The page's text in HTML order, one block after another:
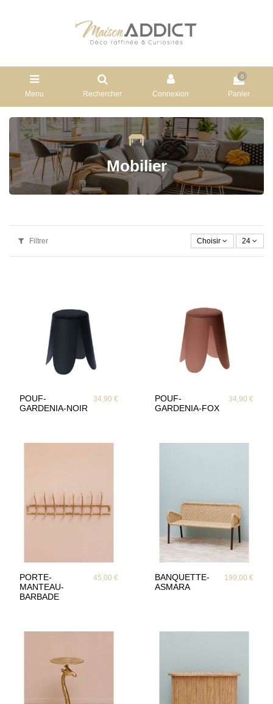
Menu Rechercher Connexion
0
Panier
Mobilier
Filtrer Choisir 24
POUF-
GARDENIA-NOIR
34,90 €
POUF-
GARDENIA-FOX
34,90 €
PORTE-
MANTEAU-
BARBADE
45,00 €
BANQUETTE-
ASMARA
199,00 €